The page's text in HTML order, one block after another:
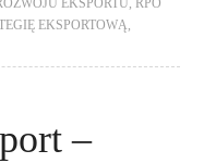
EKSPORTU, RPO
EKSPORTOWĄ,
–